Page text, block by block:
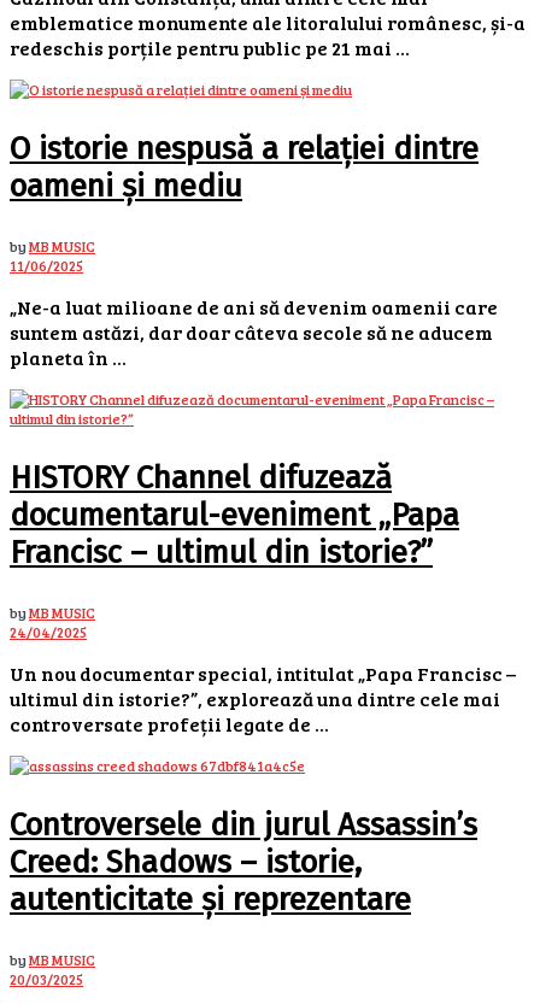
emblematice monumente ale litoralului românesc, și-a
redeschis porțile pentru public pe 21 mai ...
O istorie nespusă a relației dintre
oameni și mediu
byMB MUSIC
11/06/2025
„Ne-a luat milioane de ani să devenim oamenii care
suntem astăzi, dar doar câteva secole să ne aducem
planeta în ...
HISTORY Channel difuzează
documentarul-eveniment „Papa
Francisc – ultimul din istorie?”
byMB MUSIC
24/04/2025
Un nou documentar special, intitulat „Papa Francisc –
ultimul din istorie?”, explorează una dintre cele mai
controversate profeții legate de ...
Controversele din jurul Assassin’s
Creed: Shadows – istorie,
autenticitate și reprezentare
byMB MUSIC
20/03/2025